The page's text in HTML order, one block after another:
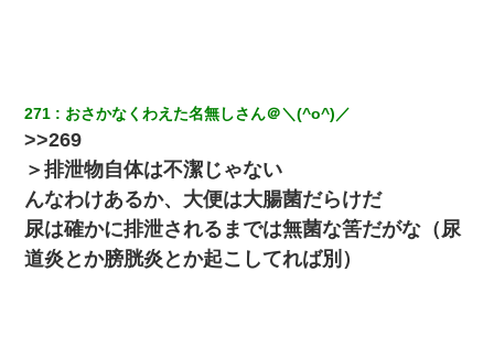
271 おさかなくわえた名無しさん＠＼(^o^)／
>>269
＞排泄物自体は不潔じゃない
んなわけあるか、大便は大腸菌だらけだ
尿は確かに排泄されるまでは無菌な筈だがな（尿
道炎とか膀胱炎とか起こしてれば別）